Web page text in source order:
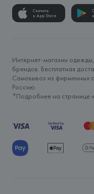
Скачать
в App Store
Интернет-магазин
брендов. Бесплатная
Самовывоз из фирменных
Россию.
*Подробнее на странице «